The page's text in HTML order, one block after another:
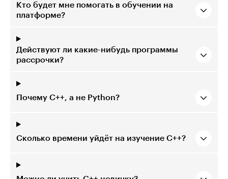
Кто будет мне помогать в обучении на
платформе?
Действуют ли какие-нибудь программы
рассрочки?
Почему C++, а не Python?
Сколько времени уйдёт на изучение C++?